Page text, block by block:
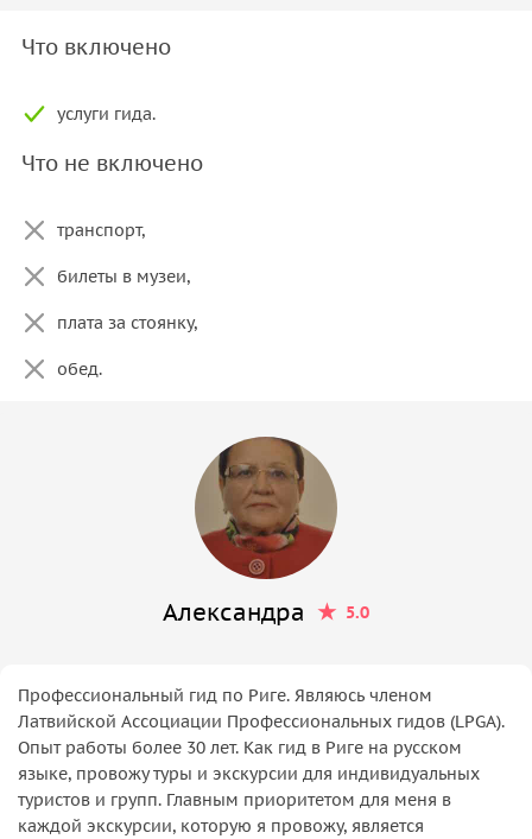
Что включено
услуги гида.
Что не включено
транспорт,
билеты в музеи,
плата за стоянку,
обед.
Александра 5.0
Профессиональный гид по Риге. Являюсь членом
Латвийской Ассоциации Профессиональных гидов (LPGA).
Опыт работы более 30 лет. Как гид в Риге на русском
языке, провожу туры и экскурсии для индивидуальных
туристов и групп. Главным приоритетом для меня в
каждой экскурсии, которую я провожу, является